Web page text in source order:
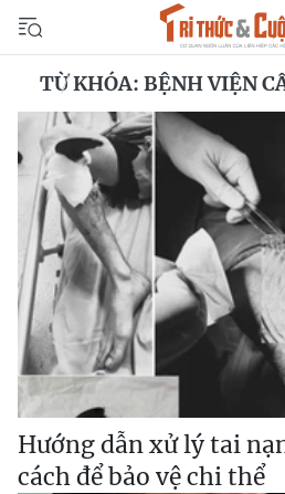
TỪ KHÓA: BỆNH VIỆN
Hướng dẫn xử lý tai
cách để bảo vệ chi thể